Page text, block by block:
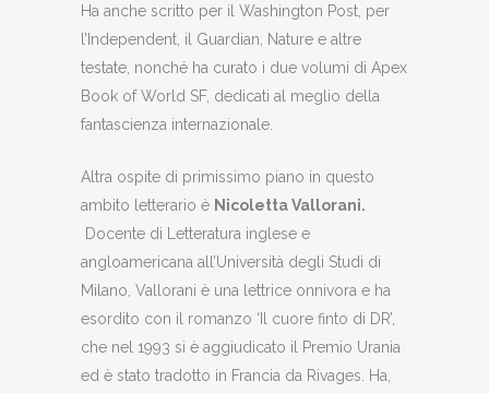
Ha anche scritto per il Washington Post, per
l’Independent, il Guardian, Nature e altre
testate, nonché ha curato i due volumi di Apex
Book of World SF, dedicati al meglio della
fantascienza internazionale.
Altra ospite di primissimo piano in questo
ambito letterario è Nicoletta Vallorani.
Docente di Letteratura inglese e
angloamericana all’Università degli Studi di
Milano, Vallorani è una lettrice onnivora e ha
esordito con il romanzo ‘Il cuore finto di DR’,
che nel 1993 si è aggiudicato il Premio Urania
ed è stato tradotto in Francia da Rivages. Ha,